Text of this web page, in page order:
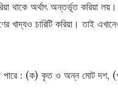
থাকে অর্থাৎ অন্তর্ভূত করিয়া
চারিটি করিয়া। তাই
পারে : (ক) কৃত ও অন্ন মোট